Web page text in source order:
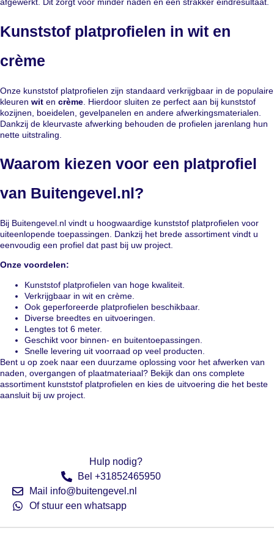
Kunststof platprofielen in wit en
crème
Onze kunststof platprofielen zijn standaard verkrijgbaar in de populaire
kleuren wit en crème . Hierdoor sluiten ze perfect aan bij kunststof
kozijnen, boeidelen, gevelpanelen en andere afwerkingsmaterialen.
Dankzij de kleurvaste afwerking behouden de profielen jarenlang hun
nette uitstraling.
Waarom kiezen voor een platprofiel
van Buitengevel.nl?
Bij Buitengevel.nl vindt u hoogwaardige kunststof platprofielen voor
uiteenlopende toepassingen. Dankzij het brede assortiment vindt u
eenvoudig een profiel dat past bij uw project.
Onze voordelen:
Kunststof platprofielen van hoge kwaliteit.
Verkrijgbaar in wit en crème.
Ook geperforeerde platprofielen beschikbaar.
Diverse breedtes en uitvoeringen.
Lengtes tot 6 meter.
Geschikt voor binnen- en buitentoepassingen.
Snelle levering uit voorraad op veel producten.
Bent u op zoek naar een duurzame oplossing voor het afwerken van
naden, overgangen of plaatmateriaal? Bekijk dan ons complete
assortiment kunststof platprofielen en kies de uitvoering die het beste
aansluit bij uw project.
Hulp nodig?
Bel +31852465950
Mail info@buitengevel.nl
Of stuur een whatsapp